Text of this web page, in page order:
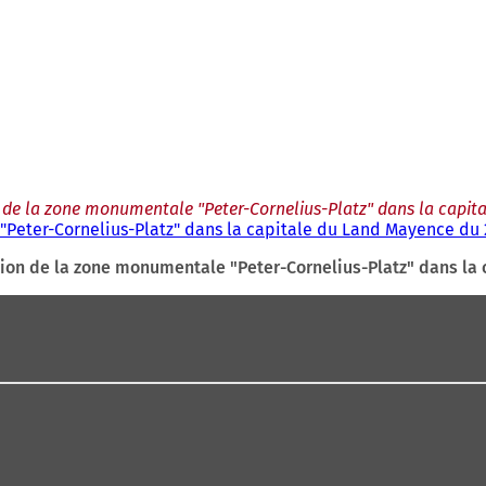
la zone monumentale "Peter-Cornelius-Platz" dans la
Cornelius-Platz" dans la capitale du Land Mayence du
de la zone monumentale "Peter-Cornelius-Platz" dans la